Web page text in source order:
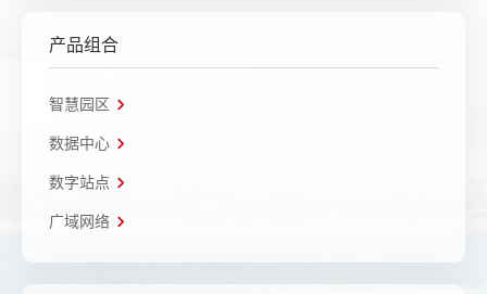
产品组合
智慧园区
数据中心
数字站点
广域网络